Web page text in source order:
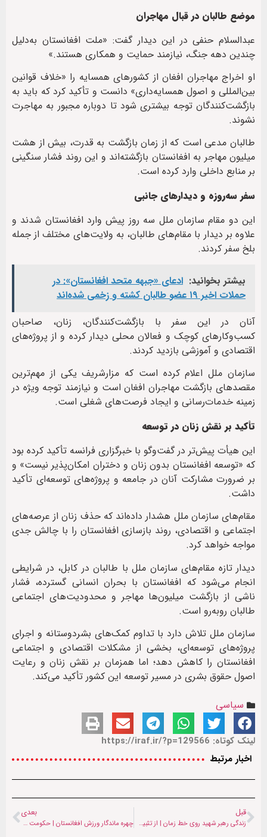
موضع طالبان در قبال مهاجران
عبدالسلام حنفی در این دیدار گفت: «ملت افغانستان به‌دلیل
چندین دهه جنگ، نیازمند حمایت و همکاری هستند.»
او اخراج مهاجران افغان از کشورهای همسایه را «خلاف قوانین
بین‌المللی و اصول همسایه‌داری» دانست و تأکید کرد که باید به
بازگشت‌کنندگان توجه بیشتری شود تا دوباره مجبور به مهاجرت
نشوند.
طالبان مدعی است که از زمان بازگشت به قدرت، بیش از هشت
میلیون مهاجر به افغانستان بازگشته‌اند و این روند فشار سنگینی
بر منابع داخلی وارد کرده است.
سفر سه‌روزه و دیدارهای جانبی
این دو مقام سازمان ملل سه روز پیش وارد افغانستان شدند و
علاوه بر دیدار با مقام‌های طالبان، به ولایت‌های مختلف از جمله
بلخ سفر کردند.
بیشتر بخوانید: ادعای «جبهه متحد افغانستان»: در
حملات اخیر ۱۹ عضو طالبان کشته و زخمی شده‌اند
آنان در این سفر با بازگشت‌کنندگان، زنان، صاحبان
کسب‌وکارهای کوچک و فعالان محلی دیدار کرده و از پروژه‌های
اقتصادی و آموزشی بازدید کردند.
سازمان ملل اعلام کرده است که مزارشریف یکی از مهم‌ترین
مقصدهای بازگشت مهاجران افغان است و نیازمند توجه ویژه در
زمینه خدمات‌رسانی و ایجاد فرصت‌های شغلی است.
تأکید بر نقش زنان در توسعه
این هیأت پیش‌تر در گفت‌وگو با خبرگزاری فرانسه تأکید کرده بود
که «توسعه افغانستان بدون زنان و دختران امکان‌پذیر نیست» و
بر ضرورت مشارکت آنان در جامعه و پروژه‌های توسعه‌ای تأکید
داشت.
مقام‌های سازمان ملل هشدار داده‌اند که حذف زنان از عرصه‌های
اجتماعی و اقتصادی، روند بازسازی افغانستان را با چالش جدی
مواجه خواهد کرد.
دیدار تازه مقام‌های سازمان ملل با طالبان در کابل، در شرایطی
انجام می‌شود که افغانستان با بحران انسانی گسترده، فشار
ناشی از بازگشت میلیون‌ها مهاجر و محدودیت‌های اجتماعی
طالبان روبه‌رو است.
سازمان ملل تلاش دارد با تداوم کمک‌های بشردوستانه و اجرای
پروژه‌های توسعه‌ای، بخشی از مشکلات اقتصادی و اجتماعی
افغانستان را کاهش دهد؛ اما همزمان بر نقش زنان و رعایت
اصول حقوق بشری در مسیر توسعه این کشور تأکید می‌کند.
سیاسی
لینک کوتاه: https://iraf.ir/?p=129566
اخبار مرتبط
قبل
زندگی رهبر شهید روی خط زمان | از تثبیت نظام پس از انقلاب تا سال‌های آغازین جنگ تحمیلی و شکل‌گیری مدیریت بحران
بعدی
چهره ماندگار ورزش افغانستان | حکومت طالبان درگذشت شاپور زدران را تسلیت گفت